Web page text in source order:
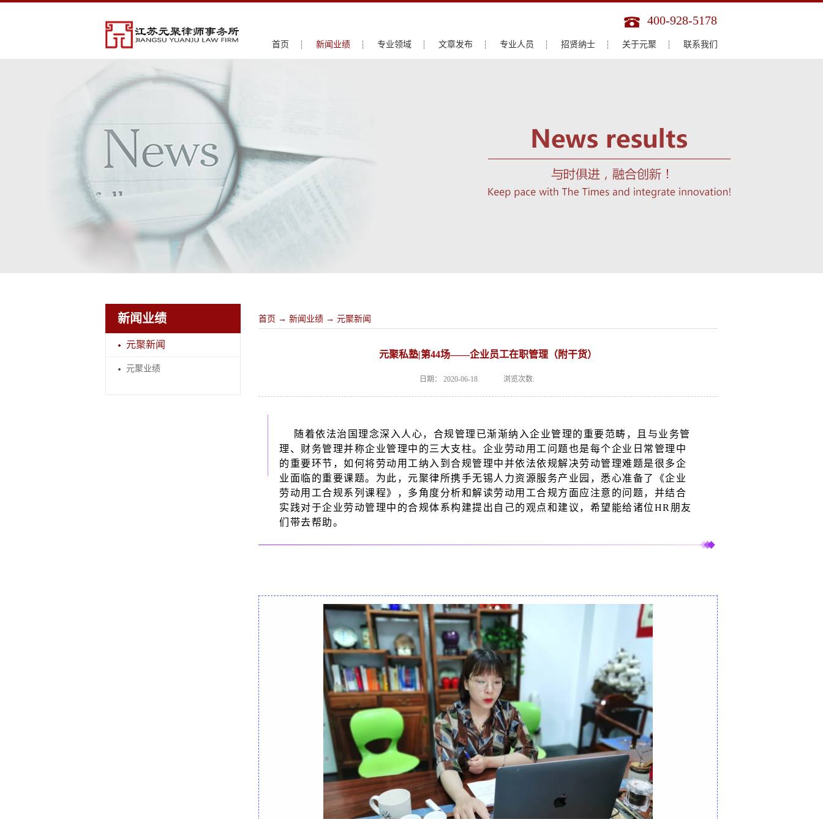
400-928-5178
首页 新闻业绩 专业领域 文章发布 专业人员 招贤纳士 关于元聚 联系我们
新闻业绩
元聚新闻
元聚业绩
首页 → 新闻业绩 → 元聚新闻
元聚私塾|第44场——企业员工在职管理（附干货）
日期： 2020-06-18 浏览次数:
随着依法治国理念深入人心，合规管理已渐渐纳入企业管理的重要范畴，且与业务管
理、财务管理并称企业管理中的三大支柱。 企业劳动用工问题也是每个企业日常管理中
的重要环节，如何将劳动用工纳入到合规管理中并依法依规解决劳动管理难题是很多企
业面临的重要课题。 为此，元聚律所携手无锡人力资源服务产业园，悉心准备了《企业
劳动用 工合规系列课程》，多角度分析和解读劳动用工合规方面应注意的问题，并结合
实践对于企业劳动管理中的合规体系构建提出自己的观点和建议，希望能给诸位HR 朋友
们带去帮助。